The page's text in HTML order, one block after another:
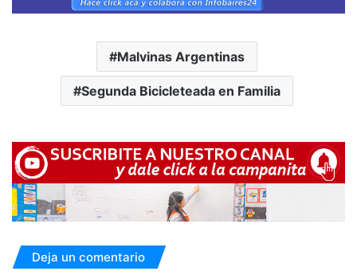
Malvinas Argentinas
Segunda Bicicleteada en Familia
Deja un comentario